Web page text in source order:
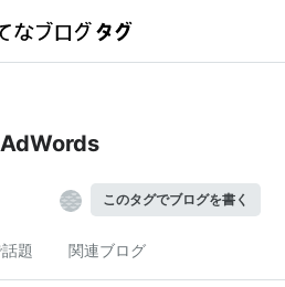
AdWords
このタグでブログを書く
題 関連ブログ